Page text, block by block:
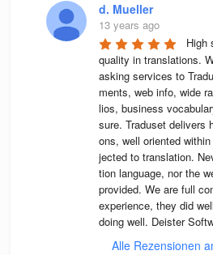
d. Mueller
13 years ago
High
qua­lity in trans­la­ti­ons.
asking ser­vices to
ments, web info, wide
lios, busi­ness
sure. Tra­du­set deli­vers
ons, well ori­en­ted
jec­ted to trans­la­tion.
tion lan­guage, nor the
pro­vi­ded. We are full
expe­ri­ence, they did
doing well. Deis­ter
Alle Rezensionen